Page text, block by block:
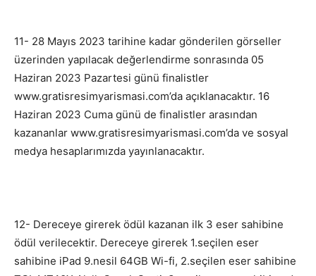
11- 28 Mayıs 2023 tarihine kadar gönderilen görseller
üzerinden yapılacak değerlendirme sonrasında 05
Haziran 2023 Pazartesi günü finalistler
www.gratisresimyarismasi.com’da açıklanacaktır. 16
Haziran 2023 Cuma günü de finalistler arasından
kazananlar www.gratisresimyarismasi.com’da ve sosyal
medya hesaplarımızda yayınlanacaktır.
12- Dereceye girerek ödül kazanan ilk 3 eser sahibine
ödül verilecektir. Dereceye girerek 1.seçilen eser
sahibine iPad 9.nesil 64GB Wi-fi, 2.seçilen eser sahibine